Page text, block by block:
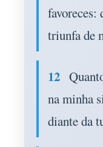
favoreces:
triunfa de
12
na minha
diante da